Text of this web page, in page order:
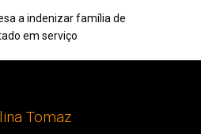
a indenizar família de
em serviço
Tomaz